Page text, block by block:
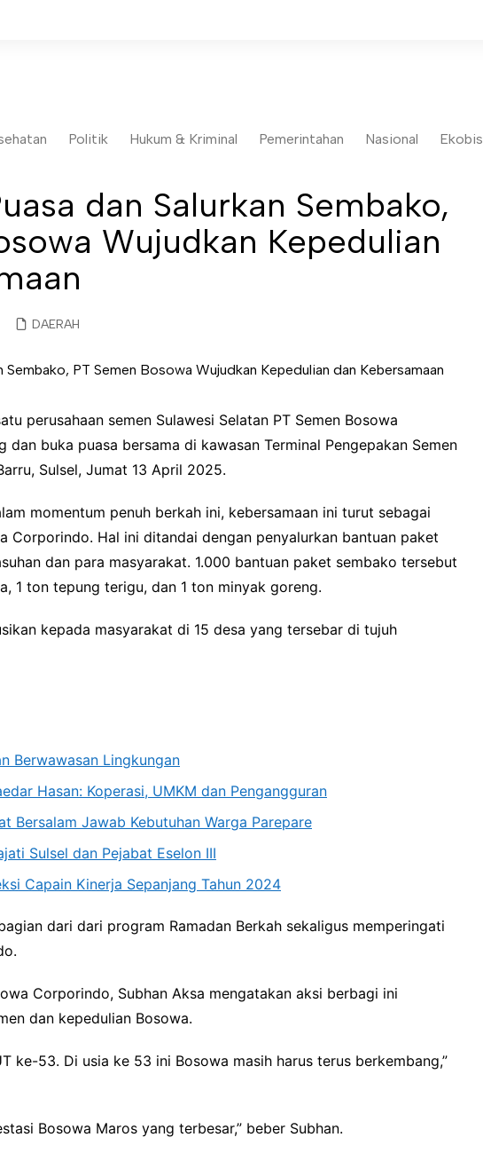
Politik Hukum & Kriminal Pemerintahan Nasional Ekobis
dan Salurkan Sembako,
Wujudkan Kepedulian
DAERAH
perusahaan semen Sulawesi Selatan PT Semen Bosowa
dan buka puasa bersama di kawasan Terminal Pengepakan Semen
Sulsel, Jumat 13 April 2025.
momentum penuh berkah ini, kebersamaan ini turut sebagai
Corporindo. Hal ini ditandai dengan penyalurkan bantuan paket
dan para masyarakat. 1.000 bantuan paket sembako tersebut
1 ton tepung terigu, dan 1 ton minyak goreng.
kepada masyarakat di 15 desa yang tersebar di tujuh
Berwawasan Lingkungan
Hasan: Koperasi, UMKM dan Pengangguran
Bersalam Jawab Kebutuhan Warga Parepare
Sulsel dan Pejabat Eselon III
Capain Kinerja Sepanjang Tahun 2024
dari dari program Ramadan Berkah sekaligus memperingati
Corporindo, Subhan Aksa mengatakan aksi berbagi ini
dan kepedulian Bosowa.
ke-53. Di usia ke 53 ini Bosowa masih harus terus berkembang,”
Bosowa Maros yang terbesar,” beber Subhan.